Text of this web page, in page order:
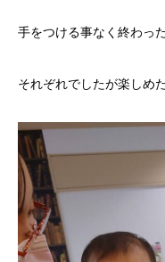
手をつける事なく終わっ
それぞれでしたが楽しめ